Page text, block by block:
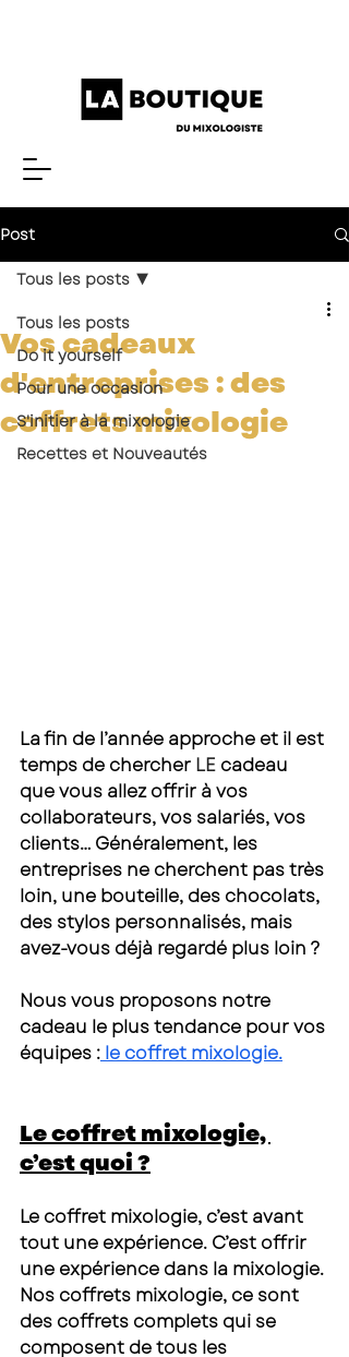
Post
Tous les posts
Do it yourself
Pour une occasion
S'initier à la mixologie
Recettes et Nouveautés
Tous les posts
Vos cadeaux
d'entreprises : des
coffrets mixologie
La fin de l’année approche et il est
temps de chercher LE cadeau
que vous allez offrir à vos
collaborateurs, vos salariés, vos
clients… Généralement, les
entreprises ne cherchent pas très
loin, une bouteille, des chocolats,
des stylos personnalisés, mais
avez-vous déjà regardé plus loin ?
Nous vous proposons notre
cadeau le plus tendance pour vos
équipes : le coffret mixologie.
Le coffret mixologie,
c’est quoi ?
Le coffret mixologie, c’est avant
tout une expérience. C’est offrir
une expérience dans la mixologie.
Nos coffrets mixologie, ce sont
des coffrets complets qui se
composent de tous les